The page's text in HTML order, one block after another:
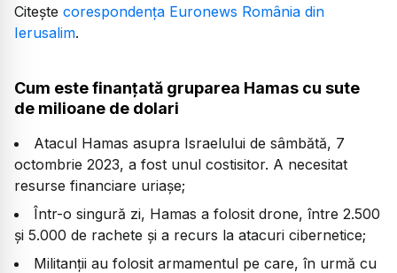
Citește corespondența Euronews România din
Ierusalim.
Cum este finanțată gruparea Hamas cu sute
de milioane de dolari
Atacul Hamas asupra Israelului de sâmbătă, 7
octombrie 2023, a fost unul costisitor. A necesitat
resurse financiare uriașe;
Într-o singură zi, Hamas a folosit drone, între 2.500
și 5.000 de rachete și a recurs la atacuri cibernetice;
Militanții au folosit armamentul pe care, în urmă cu